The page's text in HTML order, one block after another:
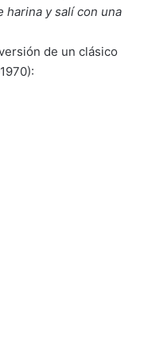
harina y salí con una
de un clásico